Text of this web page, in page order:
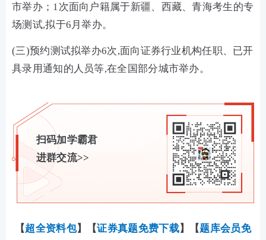
市举办；1次面向户籍属于新疆、西藏、青海考生的专
场测试,拟于6月举办。
(三)预约测试拟举办6次,面向证券行业机构任职、已开
具录用通知的人员等,在全国部分城市举办。
扫码加学霸君
进群交流>>
【超全资料包】【证券真题免费下载】 【题库会员免